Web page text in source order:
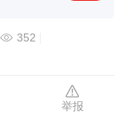
352
举报